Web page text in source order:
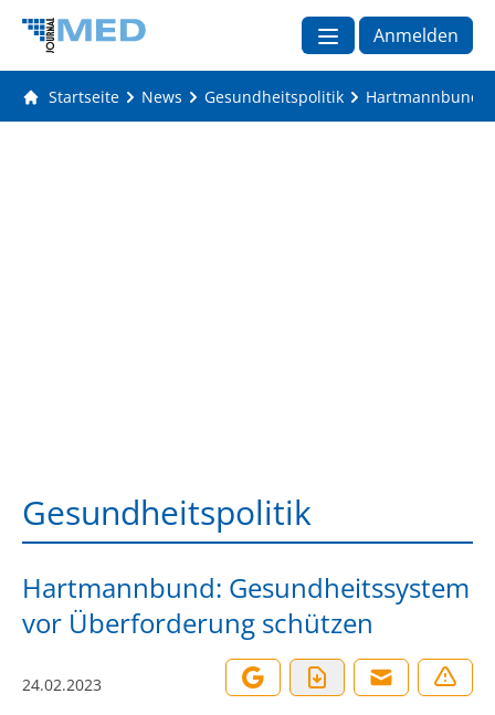
Anmelden
Startseite News Gesundheitspolitik Hartmannbund:
Gesundheitspolitik
Hartmannbund: Gesundheitssystem
vor Überforderung schützen
24.02.2023